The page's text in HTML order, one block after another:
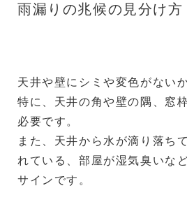
雨漏りの兆候の見分け方
天井や壁にシミや変色がない
特に、天井の角や壁の隅、窓
必要です。
また、天井から水が滴り落ち
れている、部屋が湿気臭いな
サインです。